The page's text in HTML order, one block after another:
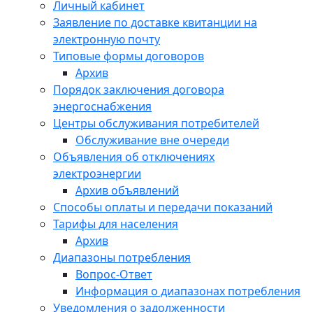
Личный кабинет
Заявление по доставке квитанции на
электронную почту
Типовые формы договоров
Архив
Порядок заключения договора
энергоснабжения
Центры обслуживания потребителей
Обслуживание вне очереди
Объявления об отключениях
электроэнергии
Архив объявлений
Способы оплаты и передачи показаний
Тарифы для населения
Архив
Диапазоны потребления
Вопрос-Ответ
Информация о диапазонах потребления
Уведомления о задолженности